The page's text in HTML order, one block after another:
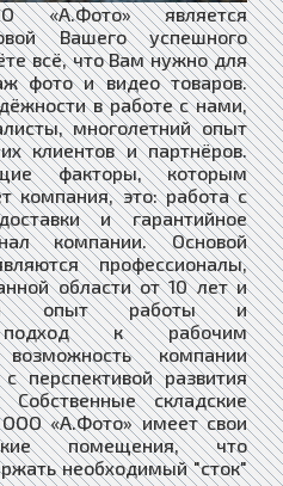
является
Вашего успешного
всё, что Вам нужно для
фото и видео товаров.
в работе с нами,
многолетний опыт
клиентов и партнёров.
факторы, которым
компания, это: работа с
и гарантийное
компании. Основой
профессионалы,
области от 10 лет и
опыт работы и
подход к рабочим
компании
перспективой развития
складские
«А.Фото» имеет свои
помещения, что
необходимый "сток"